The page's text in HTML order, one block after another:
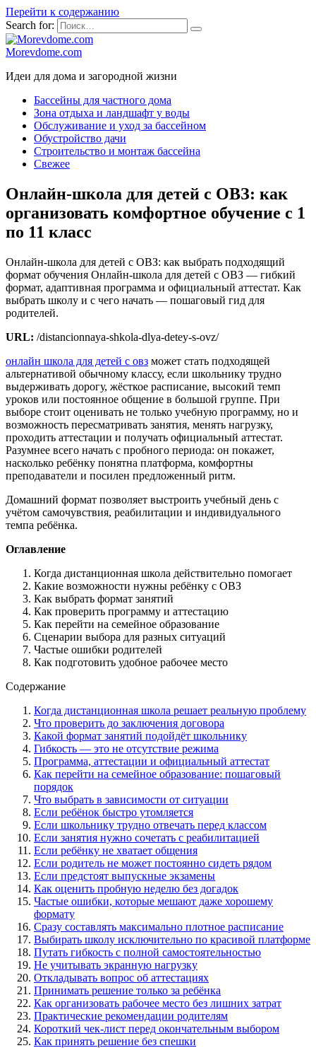
Перейти к содержанию
Search for:
Morevdome.com
Идеи для дома и загородной жизни
Бассейны для частного дома
Зона отдыха и ландшафт у воды
Обслуживание и уход за бассейном
Обустройство дачи
Строительство и монтаж бассейна
Свежее
Онлайн-школа для детей с ОВЗ: как
организовать комфортное обучение с 1
по 11 класс
Онлайн-школа для детей с ОВЗ: как выбрать подходящий
формат обучения Онлайн-школа для детей с ОВЗ — гибкий
формат, адаптивная программа и официальный аттестат. Как
выбрать школу и с чего начать — пошаговый гид для
родителей.
URL: /distancionnaya-shkola-dlya-detey-s-ovz/
онлайн школа для детей с овз может стать подходящей
альтернативой обычному классу, если школьнику трудно
выдерживать дорогу, жёсткое расписание, высокий темп
уроков или постоянное общение в большой группе. При
выборе стоит оценивать не только учебную программу, но и
возможность пересматривать занятия, менять нагрузку,
проходить аттестации и получать официальный аттестат.
Разумнее всего начать с пробного периода: он покажет,
насколько ребёнку понятна платформа, комфортны
преподаватели и посилен предложенный ритм.
Домашний формат позволяет выстроить учебный день с
учётом самочувствия, реабилитации и индивидуального
темпа ребёнка.
Оглавление
Когда дистанционная школа действительно помогает
Какие возможности нужны ребёнку с ОВЗ
Как выбрать формат занятий
Как проверить программу и аттестацию
Как перейти на семейное образование
Сценарии выбора для разных ситуаций
Частые ошибки родителей
Как подготовить удобное рабочее место
Содержание
Когда дистанционная школа решает реальную проблему
Что проверить до заключения договора
Какой формат занятий подойдёт школьнику
Гибкость — это не отсутствие режима
Программа, аттестации и официальный аттестат
Как перейти на семейное образование: пошаговый
порядок
Что выбрать в зависимости от ситуации
Если ребёнок быстро утомляется
Если школьнику трудно отвечать перед классом
Если занятия нужно сочетать с реабилитацией
Если ребёнку не хватает общения
Если родитель не может постоянно сидеть рядом
Если предстоят выпускные экзамены
Как оценить пробную неделю без догадок
Частые ошибки, которые мешают даже хорошему
формату
Сразу составлять максимально плотное расписание
Выбирать школу исключительно по красивой платформе
Путать гибкость с полной самостоятельностью
Не учитывать экранную нагрузку
Откладывать вопрос об аттестациях
Принимать решение только за ребёнка
Как организовать рабочее место без лишних затрат
Практические рекомендации родителям
Короткий чек-лист перед окончательным выбором
Как принять решение без спешки